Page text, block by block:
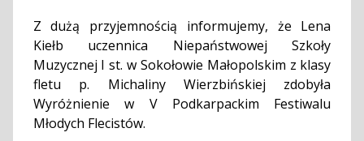
Z dużą przyjemnością informujemy, że Lena
Kiełb uczennica Niepaństwowej Szkoły
Muzycznej I st. w Sokołowie Małopolskim z klasy
fletu p. Michaliny Wierzbińskiej zdobyła
Wyróżnienie w V Podkarpackim Festiwalu
Młodych Flecistów.